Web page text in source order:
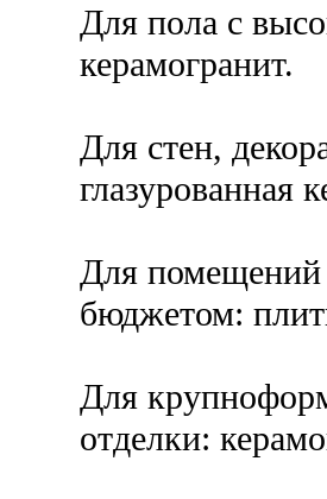
Для пола с
керамогранит.
Для стен,
глазурованная
Для
бюджетом:
Для
отделки: